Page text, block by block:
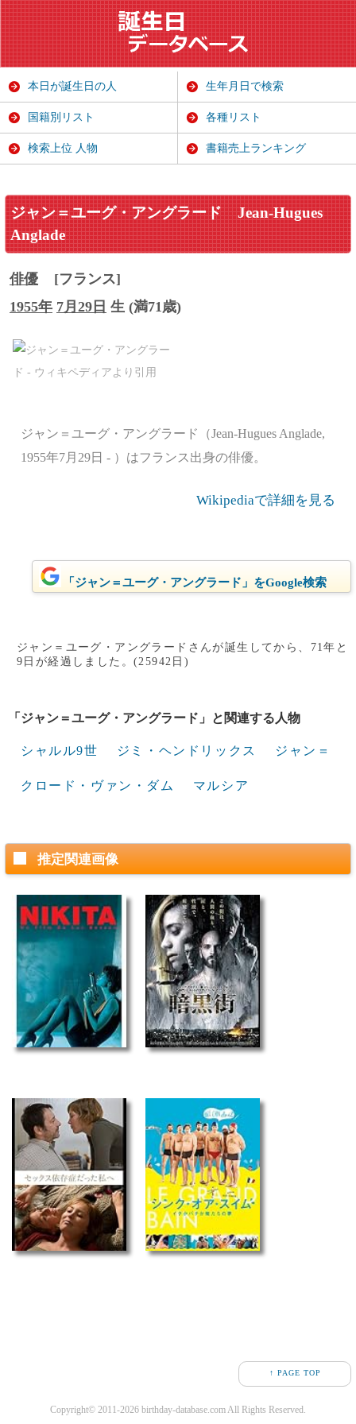
ジャン＝ユーグ・アングラード
Jean-Hugues
Anglade
俳優
[フランス]
1955年 7月29日 生 (満71歳)
ジャン＝ユーグ・アングラード（Jean-Hugues Anglade,
1955年7月29日 - ）はフランス出身の俳優。
Wikipediaで詳細を見る
「ジャン＝ユーグ・アングラード」をGoogle検索
ジャン＝ユーグ・アングラードさんが誕生してから、71年と
9日が経過しました。(25942日)
「ジャン＝ユーグ・アングラード」と関連する人物
シャルル9世 ジミ・ヘンドリックス ジャン＝
クロード・ヴァン・ダム マルシア
推定関連画像
本日が誕生日の人 生年月日で検索
国籍別リスト 各種リスト
検索上位 人物 書籍売上ランキング
↑ PAGE TOP
Copyright© 2011-2026 birthday-database.com All Rights Reserved.